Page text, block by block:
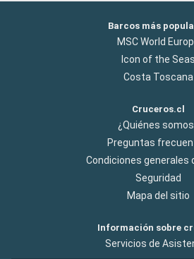
Barcos más
MSC World
Icon of the Seas
Costa Toscana
Cruceros.cl
¿Quiénes
Preguntas
Condiciones generales
Seguridad
Mapa del sitio
Información sobre
Servicios de